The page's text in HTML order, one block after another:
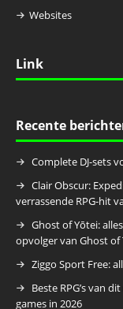
Websites
Link
Recente
Complete DJ-sets
Clair Obscur:
verrassende RPG-hit
Ghost of Yōtei:
opvolger van Ghost of
Ziggo Sport Free:
Beste RPG’s van
games in 2026